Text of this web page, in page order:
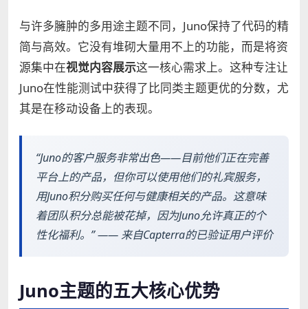
与许多臃肿的多用途主题不同，Juno保持了代码的精
简与高效。它没有堆砌大量用不上的功能，而是将资
源集中在视觉内容展示这一核心需求上。这种专注让
Juno在性能测试中获得了比同类主题更优的分数，尤
其是在移动设备上的表现。
“Juno的客户服务非常出色——目前他们正在完善
平台上的产品，但你可以使用他们的礼宾服务，
用Juno积分购买任何与健康相关的产品。这意味
着团队积分总能被花掉，因为Juno允许真正的个
性化福利。” —— 来自Capterra的已验证用户评价
Juno主题的五大核心优势